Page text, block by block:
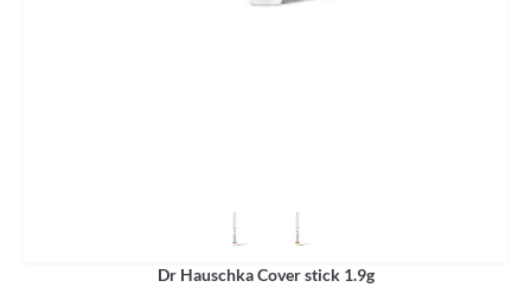
Dr Hauschka Cover stick 1.9g